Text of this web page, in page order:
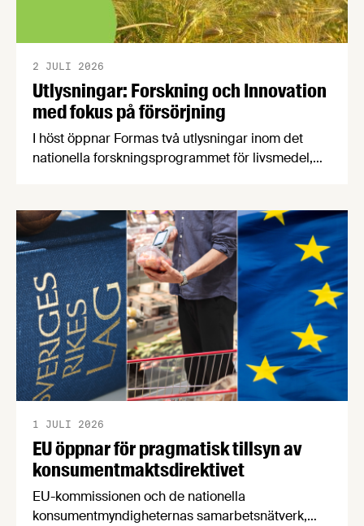
Utlysningar: Forskning och Innovation
med fokus på försörjning
2 JULI 2026
I höst öppnar Formas två utlysningar inom det
nationella forskningsprogrammet för livsmedel,
en motståndskraftig livsmedelsförsörjning", och
båda syftar till att bana väg för innovationer som
stärker Sveriges livsmedelsförsörjning.
EU öppnar för pragmatisk tillsyn av
konsumentmaktsdirektivet
1 JULI 2026
EU-kommissionen och de nationella
konsumentmyndigheternas samarbetsnätverk,